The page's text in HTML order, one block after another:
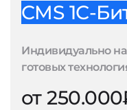
CMS 1С-
Индивидуально на
готовых
от